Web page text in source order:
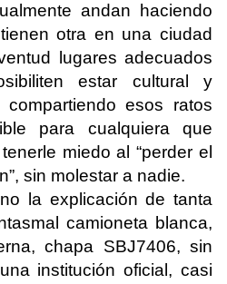
andan haciendo
otra en una ciudad
lugares adecuados
estar cultural y
compartiendo esos ratos
para cualquiera que
miedo al “perder el
sin molestar a nadie.
la explicación de tanta
camioneta blanca,
chapa SBJ7406, sin
institución oficial, casi